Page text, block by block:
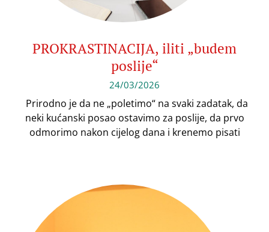
PROKRASTINACIJA, iliti „budem
poslije“
24/03/2026
Prirodno je da ne „poletimo“ na svaki zadatak, da
neki kućanski posao ostavimo za poslije, da prvo
odmorimo nakon cijelog dana i krenemo pisati